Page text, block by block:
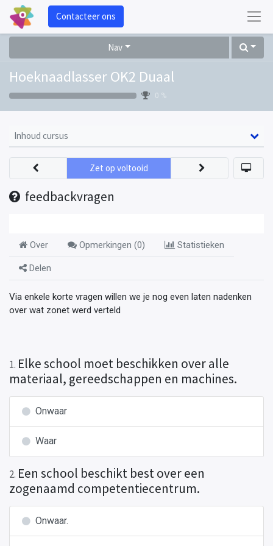
Contacteer ons
Nav
Hoeknaadlasser OK2 Duaal
0 %
Inhoud cursus
feedbackvragen
Zet op voltooid
Over Opmerkingen (0) Statistieken
Delen
Via enkele korte vragen willen we je nog even laten nadenken
over wat zonet werd verteld
1. Elke school moet beschikken over alle
materiaal, gereedschappen en machines.
Onwaar
Waar
2. Een school beschikt best over een
zogenaamd competentiecentrum.
Onwaar.